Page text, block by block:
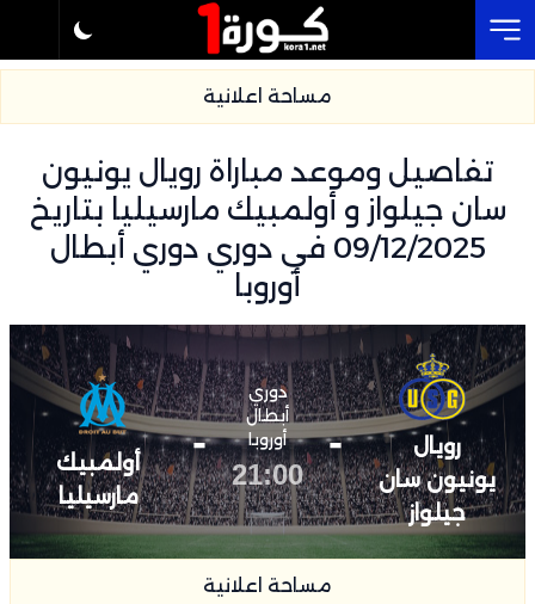
مساحة اعلانية
تفاصيل وموعد مباراة رويال يونيون
سان جيلواز و أولمبيك مارسيليا بتاريخ
09/12/2025 في دوري دوري أبطال
أوروبا
رويال
يونيون سان
جيلواز
-
دوري
أبطال
أوروبا
21:00
-
أولمبيك
مارسيليا
مساحة اعلانية